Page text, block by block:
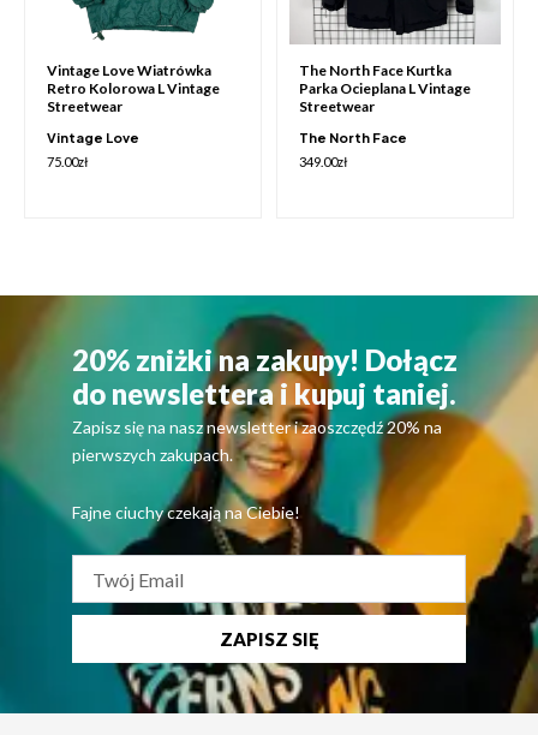
Vintage Love Wiatrówka
Retro Kolorowa L Vintage
Streetwear
Vintage Love
75.00zł
The North Face Kurtka
Parka Ocieplana L Vintage
Streetwear
The North Face
349.00zł
20% zniżki na zakupy! Dołącz
do newslettera i kupuj taniej.
Zapisz się na nasz newsletter i zaoszczędź 20% na
pierwszych zakupach.
Fajne ciuchy czekają na Ciebie!
ZAPISZ SIĘ